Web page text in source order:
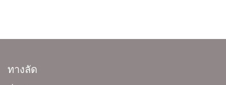
ทางลัด